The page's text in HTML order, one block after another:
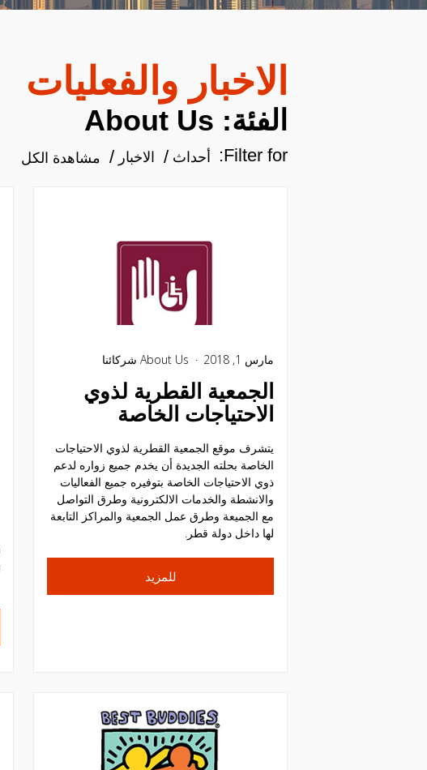
الاخبار والفعليات
الفئة: About Us
Filter for: أحداث الاخبار مشاهدة الكل
مارس 1, 2018 About Us شركائنا
الجمعية القطرية لذوي
الاحتياجات الخاصة
يتشرف موقع الجمعية القطرية لذوي الاحتياجات
الخاصة بحلته الجديدة أن يخدم جميع زواره لدعم
ذوي الاحتياجات الخاصة بتوفيره جميع الفعاليات
والانشطة والخدمات الالكترونية وطرق التواصل
مع الجميعة وطرق عمل الجمعية والمراكز التابعة
لها داخل دولة قطر.
للمزيد